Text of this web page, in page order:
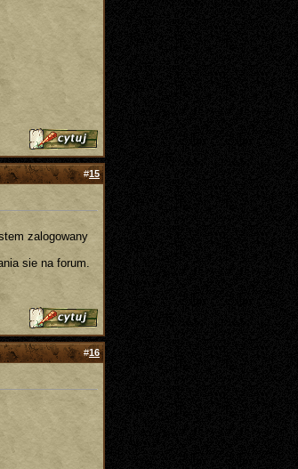
#15
zalogowany
sie na forum.
#16